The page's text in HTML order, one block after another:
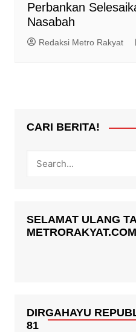
Perbankan
Nasabah
Redaksi Metro Rakyat
CARI BERITA!
SELAMAT ULANG
DIRGAHAYU
81